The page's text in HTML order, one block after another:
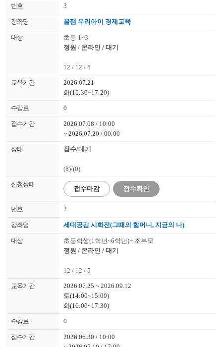
3
꿀잼 우리아이 경제교육
초등 1~3
정원 / 온라인 / 대기
12 / 12 / 5
2026.07.21
화(16:30~17:20)
0
2026.07.08 / 10:00
~ 2026.07.20 / 00:00
접수/대기
(8)/(0)
접수마감 접수확인
2
세대공감 시화전(그때의 할머니, 지금의 나)
초등학생(1학년~6학년)+ 조부모
정원 / 온라인 / 대기
12 / 12 / 5
2026.07.25 ~ 2026.09.12
토(14:00~15:00)
화(16:00~17:30)
0
2026.06.30 / 10:00